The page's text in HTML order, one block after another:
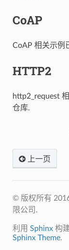
CoAP
CoAP 相关示例
HTTP2
http2_request
仓库.
上一页
© 版权所有
限公司.
利用 Sphinx构
Sphinx Theme.